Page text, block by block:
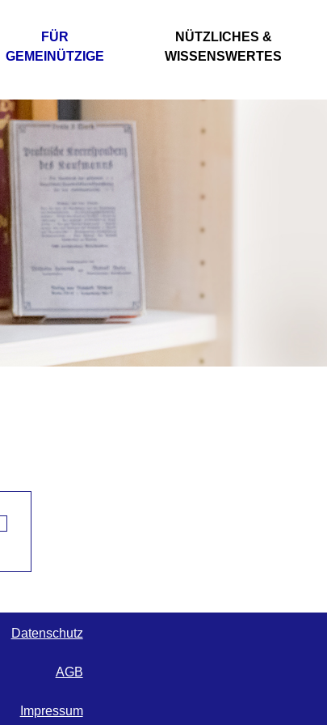
FÜR
GEMEINÜTZIGE
NÜTZLICHES &
WISSENSWERTES
Datenschutz
AGB
Impressum